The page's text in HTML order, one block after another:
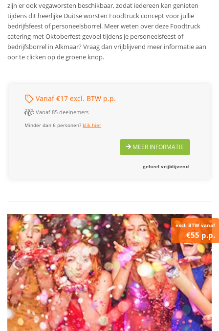
zijn er ook vegaworsten beschikbaar, zodat iedereen kan genieten
tijdens dit heerlijke Duitse worsten Foodtruck concept voor jullie
bedrijfsfeest of personeelsborrel. Meer weten over deze Foodtruck
catering met Oktoberfest gevoel tijdens je personeelsfeest of
bedrijfsborrel in Alkmaar? Vraag dan vrijblijvend meer informatie aan
oor te clicken op de groene knop.
Vanaf €17 excl. BTW p.p.
Vanaf 85 deelnemers
Minder dan 6 personen?klik hier
MEER INFORMATIE
geheel vrijblijvend
excl. BTW vanaf
€55 p.p.